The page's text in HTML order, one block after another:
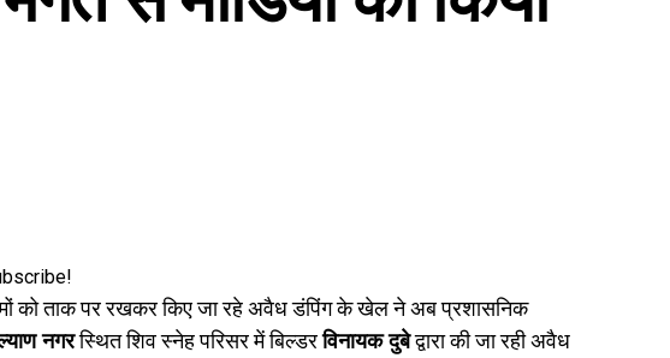
को ताक पर रखकर किए जा रहे अवैध डंपिंग के खेल ने अब प्रशासनिक
नगरस्थित शिव स्नेह परिसर में बिल्डरविनायक दुबेद्वारा की जा रही अवैध